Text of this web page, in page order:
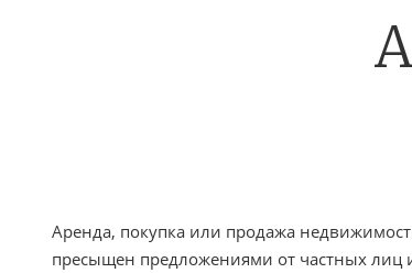
Аренда, покупка или продажа
пресыщен предложениями от частных лиц